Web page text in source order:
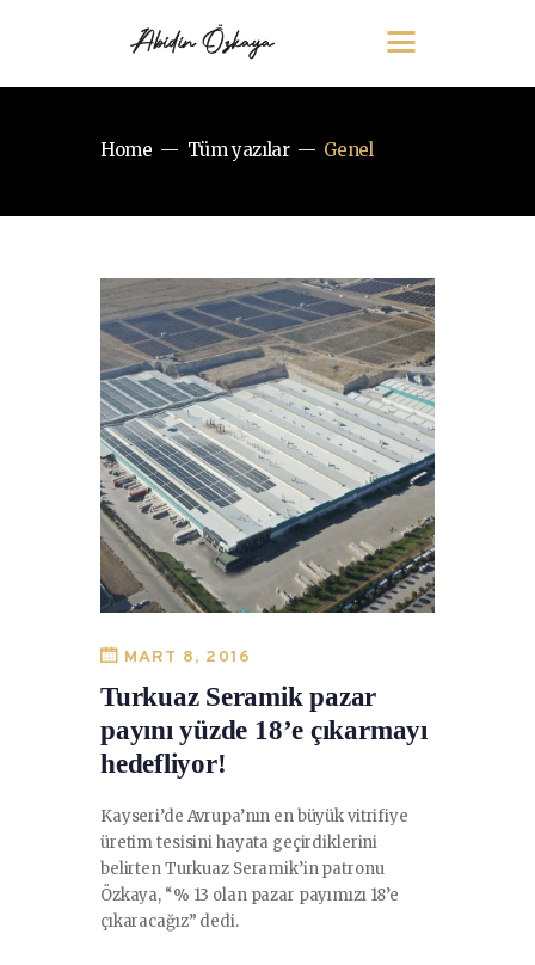
Home Tüm yazılar Genel
MART 8, 2016
Turkuaz Seramik pazar
payını yüzde 18’e çıkarmayı
hedefliyor!
Kayseri’de Avrupa’nın en büyük vitrifiye
üretim tesisini hayata geçirdiklerini
belirten Turkuaz Seramik’in patronu
Özkaya, “% 13 olan pazar payımızı 18’e
çıkaracağız” dedi.